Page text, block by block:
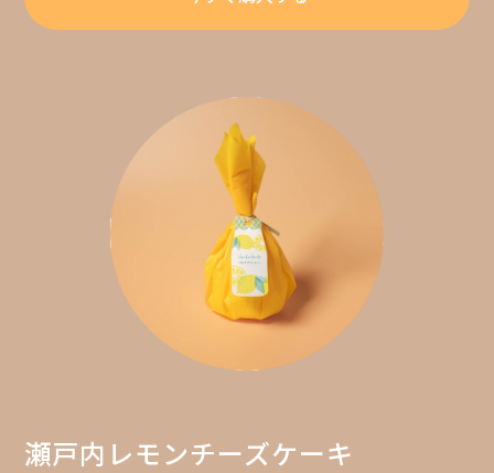
瀬戸内レモンチーズケーキ